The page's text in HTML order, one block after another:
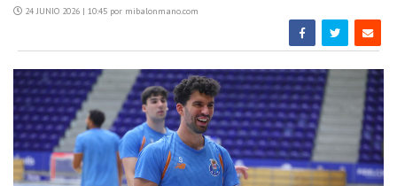
24 JUNIO 2026 | 10:45 por mibalonmano.com